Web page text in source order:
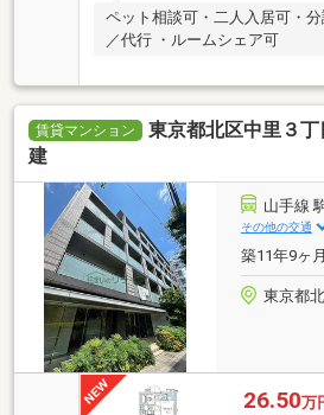
ペット相談可・二人入居可・
／代行 ・ルームシェア可
賃貸マンション
東京都北区中里３
建
山手線
その他の交通
築11年9ヶ
東京都
26.50万